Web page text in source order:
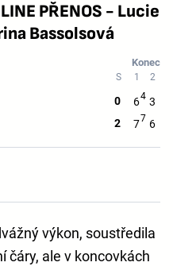
PŘENOS - Lucie
Bassolsová
Konec
0 64 3
2 77 6
výkon, soustředila
čáry, ale v koncovkách